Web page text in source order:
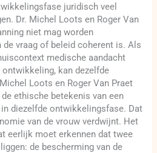
juridisch veel
Dr. Michel Loots en Roger Van
niet mag worden
de vraag of beleid coherent is. Als
medische aandacht
kan dezelfde
Loots en Roger Van Praet
ethische betekenis van een
diezelfde ontwikkelingsfase. Dat
van de vrouw verdwijnt. Het
eerlijk moet erkennen dat twee
de bescherming van de